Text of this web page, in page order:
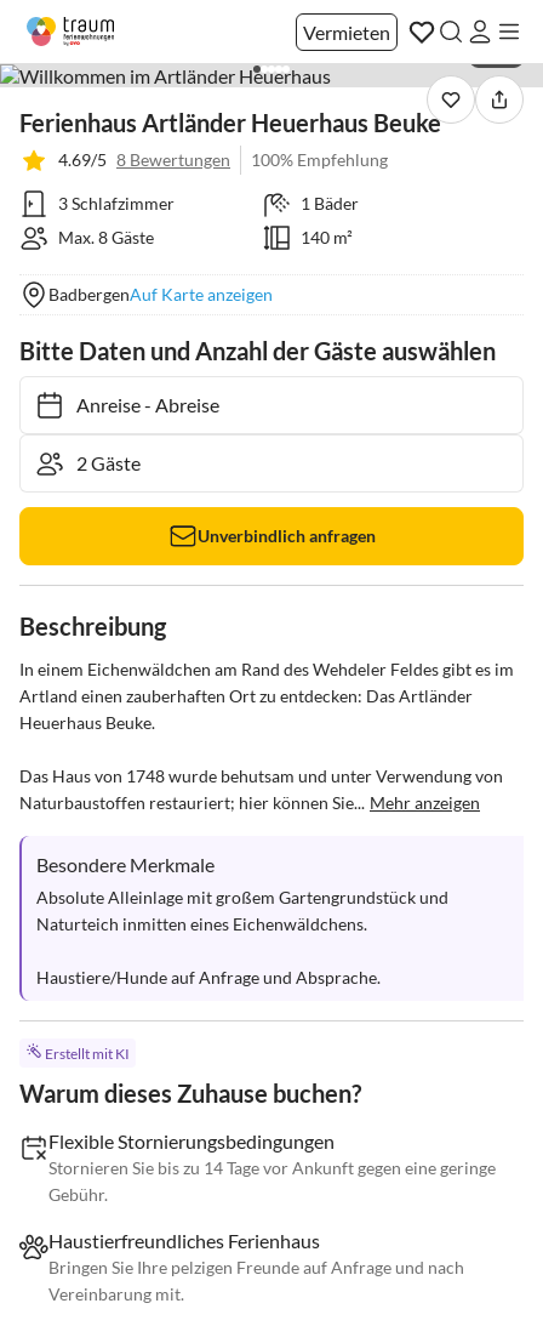
Vermieten
Ferienhaus Artländer Heuerhaus Beuke
4.69/5 8 Bewertungen 100% Empfehlung
3 Schlafzimmer
1 Bäder
Max. 8 Gäste
140 m²
BadbergenAuf Karte anzeigen
Bitte Daten und Anzahl der Gäste auswählen
Anreise- Abreise
Unverbindlich anfragen
Beschreibung
In einem Eichenwäldchen am Rand des Wehdeler Feldes gibt es im
Artland einen zauberhaften Ort zu entdecken: Das Artländer
Heuerhaus Beuke.
Das Haus von 1748 wurde behutsam und unter Verwendung von
Naturbaustoffen restauriert; hier können Sie... Mehr anzeigen
Besondere Merkmale
Absolute Alleinlage mit großem Gartengrundstück und
Naturteich inmitten eines Eichenwäldchens.
Haustiere/Hunde auf Anfrage und Absprache.
Erstellt mit KI
Warum dieses Zuhause buchen?
Flexible Stornierungsbedingungen
Stornieren Sie bis zu 14 Tage vor Ankunft gegen eine geringe
Gebühr.
Haustierfreundliches Ferienhaus
Bringen Sie Ihre pelzigen Freunde auf Anfrage und nach
Vereinbarung mit.